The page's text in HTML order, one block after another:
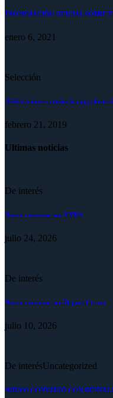
INFORMACIÓN OFICIAL SOBRE
enero 6, 2021
Selección
¡Felicitaciones a todos los jugadores
febrero 21, 2019
Ultimas noticias
De interés
Nuevo convenio con VYRA
julio 24, 2026
De interés
Nuevo convenio con Deport Cream
julio 10, 2026
De interésUncategorized
NUEVO CONVENIO CON DENTAL